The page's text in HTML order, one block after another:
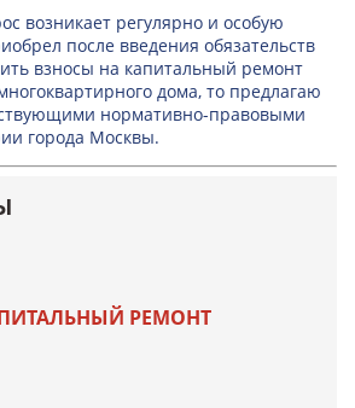
возникает регулярно и особую
после введения обязательств
взносы на капитальный ремонт
дома, то предлагаю
нормативно-правовыми
города Москвы.
РЕМОНТ